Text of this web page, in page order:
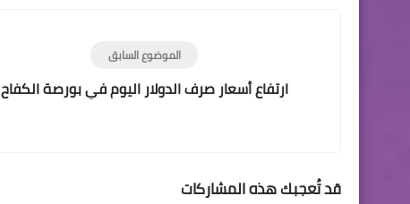
الموضوع السابق
ارتفاع أسعار صرف الدولار اليوم في بورصة الكفاح
قد تُعجبك هذه المشاركات